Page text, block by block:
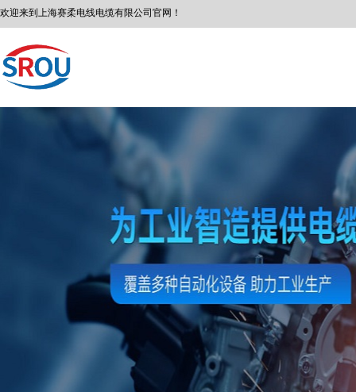
欢迎来到 上海赛柔电线电缆有限公司 官网！